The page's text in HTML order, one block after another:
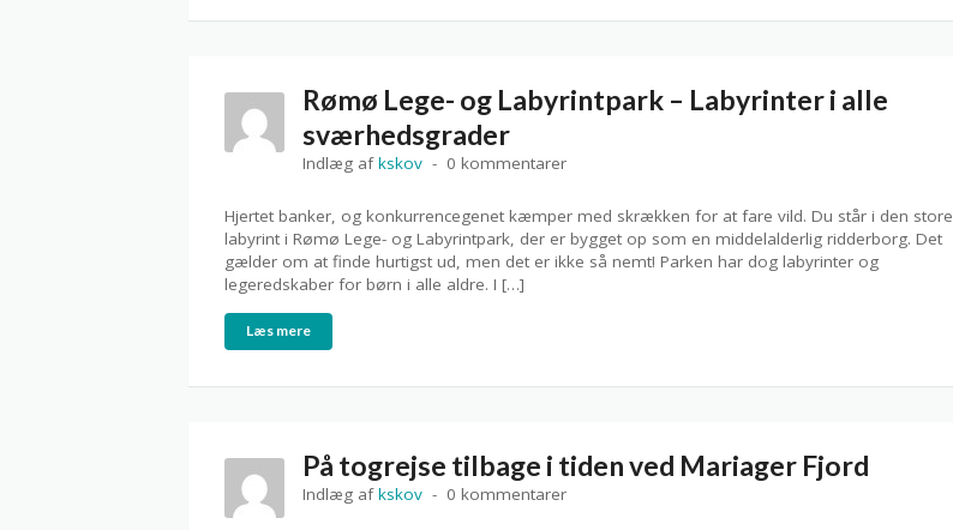
Rømø Lege- og Labyrintpark – Labyrinter i alle
sværhedsgrader
Indlæg afkskov 0 kommentarer
Hjertet banker, og konkurrencegenet kæmper med skrækken for at fare vild. Du står i den store
labyrint i Rømø Lege- og Labyrintpark, der er bygget op som en middelalderlig ridderborg. Det
gælder om at finde hurtigst ud, men det er ikke så nemt! Parken har dog labyrinter og
legeredskaber for børn i alle aldre. I […]
Læs mere
På togrejse tilbage i tiden ved Mariager Fjord
Indlæg afkskov 0 kommentarer